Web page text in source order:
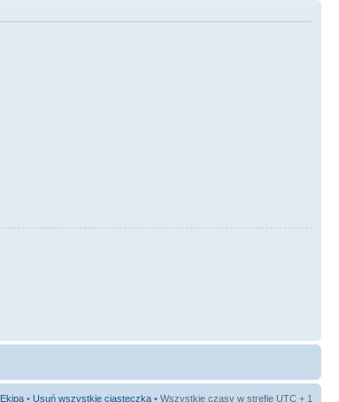
Ekipa • Usuń wszystkie ciasteczka • Wszystkie czasy w strefie UTC + 1